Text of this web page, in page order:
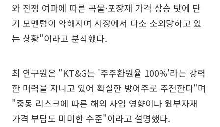
와 전쟁 여파에 따른 곡물·포장재 가격 상승 탓에 단
기 모멘텀이 약해지며 시장에서 다소 소외당하고 있
는 상황"이라고 분석했다.
최 연구원은 "KT&G는 '주주환원율 100%'라는 강력
한 매력을 지니고 있어 확실한 방어주로 추천한다"며
"중동 리스크에 따른 해외 사업 영향이나 원부자재
가격 부담도 미미한 수준"이라고 설명했다.